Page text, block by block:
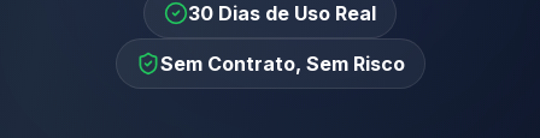
30 Dias de Uso Real
Sem Contrato, Sem Risco